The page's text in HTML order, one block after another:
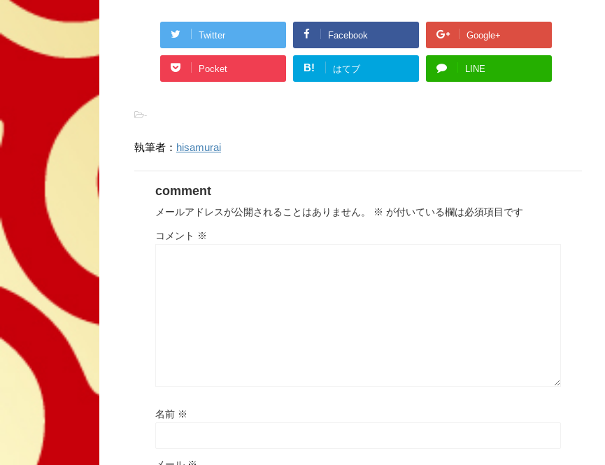
Twitter Facebook Google+
Pocket B! はてブ LINE
-
執筆者： hisamurai
comment
メールアドレスが公開されることはありません。 ※ が付いている欄は必須項目です
コメント ※
名前 ※